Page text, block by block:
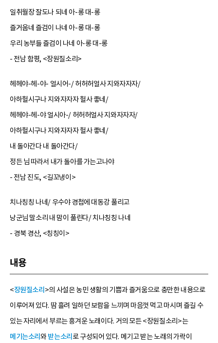
일취월장 잘도나 되네 아-롱 대-롱
즐거웁네 즐검이 나네 아-롱 대-롱
우리 농부들 즐검이 나네 아-롱 대-롱
- 전남 함평, <장원질소리>
헤헤야-헤-야- 얼시어-/ 허허허얼사 지와자자자/
아하헐시구나 지와자자자 헐사 좋네/
헤헤야-헤-야 얼시아-/ 허허허얼사 지와자자자/
아하헐시구나 지와자자자 헐사 좋네/
내 돌아간다 내 돌아간다/
정든 님 따라서 내가 돌아를 가는고나야
- 전남 진도, <길꼬냉이>
치나칭칭 나네/ 우수야 경첩에 대동강 풀리고
낭군님 말소리 내 맘이 풀린다/ 치나칭칭 나네
- 경북 경산, <칭칭이>
내용
<장원질소리 >의 사설은 농민 생활의 기쁨과 즐거움으로 충만한 내용으로
이루어져 있다. 땀 흘려 일하던 보람을 느끼며 마음껏 먹고 마시며 즐길 수
있는 자리에서 부르는 흥겨운 노래이다. 거의 모든 <장원질소리>는
메기는소리와받는소리 로 구성되어 있다. 메기고 받는 노래의 가락이